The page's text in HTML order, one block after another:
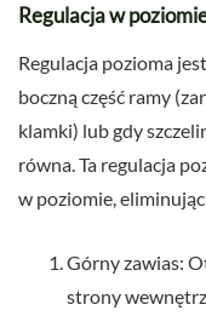
Regulacja w
Regulacja pozioma
boczną część ramy
klamki) lub gdy
równa. Ta regulacja
w poziomie,
Górny zawias:
strony